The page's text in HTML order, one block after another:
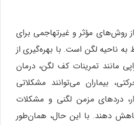
روش‌های مؤثر و غیرتهاجمی برای
ناحیه لگن است. با بهره‌گیری از
مانند تمرینات کف لگن، درمان
بیماران می‌توانند مشکلاتی
دردهای مزمن لگنی و مشکلات
کاهش دهند. با این حال، همان‌طور